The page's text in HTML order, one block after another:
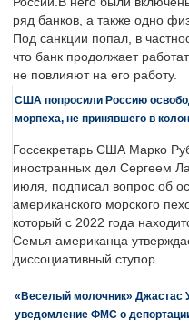
ряд банков, а также одно
Под санкции попал, в
что банк продолжает
не повлияют на его работу.
США попросили Россию
морпеха, не принявшего в
Госсекретарь США Марко
иностранных дел Сергеем
июля, подписал вопрос об
американского морского
который с 2022 года
Семья американца
диссоциативный ступор.
«Веселый молочник» Джастас
уведомление ФМС о